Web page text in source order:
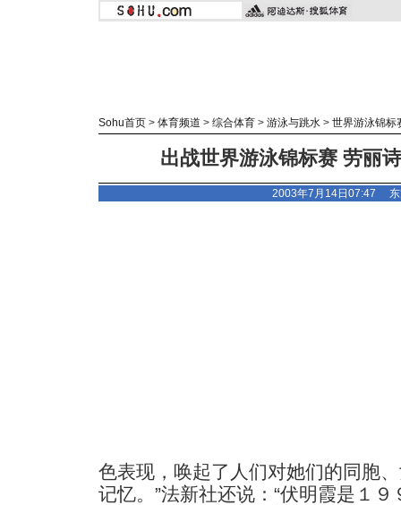
Sohu首页 > 体育频道 > 综合体育 > 游泳与跳水 > 世界游泳锦标
出战世界游泳锦标赛 劳丽
2003年7月14日07:47
色表现，唤起了人们对她们的同胞
记忆。”法新社还说：“伏明霞是１